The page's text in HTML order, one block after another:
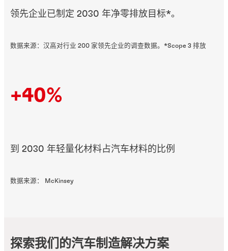
领先企业已制定 2030 年净零排放目标*。
数据来源：汉高对行业 200 家领先企业的调查数据。*Scope 3 排放
+40%
到 2030 年轻量化材料占汽车材料的比例
数据来源： McKinsey
探索我们的汽车制造解决方案